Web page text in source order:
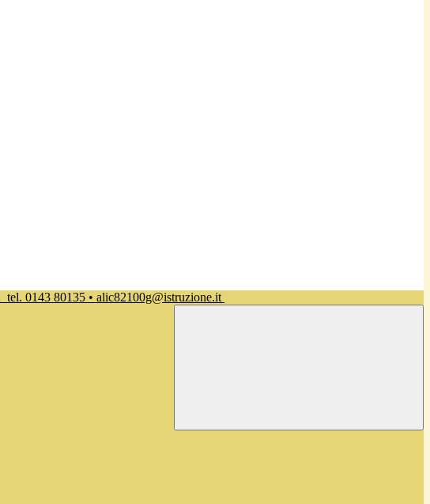
tel. 0143 80135 • alic82100g@istruzione.it